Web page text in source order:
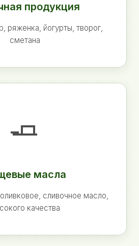
продукция
ряженка, йогурты, творог,
сметана
🧈
масла
сливочное масло,
качества